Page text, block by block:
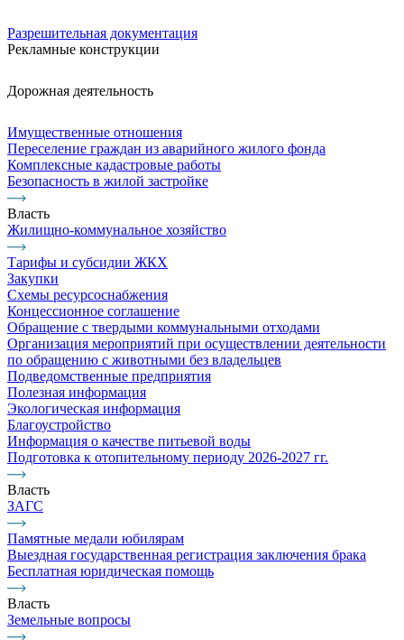
Разрешительная документация
Рекламные конструкции
Дорожная деятельность
Имущественные отношения
Переселение граждан из аварийного жилого фонда
Комплексные кадастровые работы
Безопасность в жилой застройке
Власть
Жилищно-коммунальное хозяйство
Тарифы и субсидии ЖКХ
Закупки
Схемы ресурсоснабжения
Концессионное соглашение
Обращение с твердыми коммунальными отходами
Организация мероприятий при осуществлении деятельности
по обращению с животными без владельцев
Подведомственные предприятия
Полезная информация
Экологическая информация
Благоустройство
Информация о качестве питьевой воды
Подготовка к отопительному периоду 2026-2027 гг.
Власть
ЗАГС
Памятные медали юбилярам
Выездная государственная регистрация заключения брака
Бесплатная юридическая помощь
Власть
Земельные вопросы